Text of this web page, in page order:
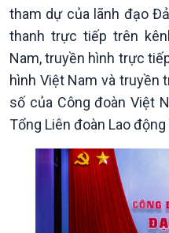
tham dự của lãnh đạo
thanh trực tiếp trên
Nam, truyền hình trực
hình Việt Nam và truyền
số của Công đoàn Việt
Tổng Liên đoàn Lao động